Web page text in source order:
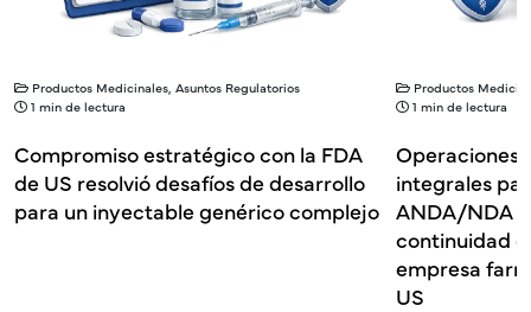
Productos Medicinales, Asuntos Regulatorios
1 min de lectura
Compromiso estratégico con la FDA
de US resolvió desafíos de desarrollo
para un inyectable genérico complejo
Productos
1 min de lectura
Operaciones
integrales
ANDA/NDA
continuidad
empresa
US